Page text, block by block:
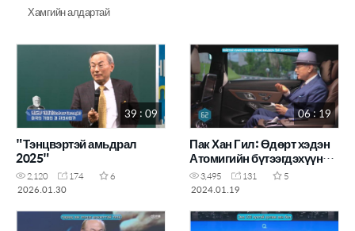
Хамгийн алдартай
39 : 09
"Тэнцвэртэй амьдрал
2025"
2,120 174
6
2026.01.30
06 : 19
Пак Хан Гил: Өдөрт хэдэн
Атомигийн бүтээгдэхүүн
тантай хамт байдаг бэ?
3,495 131
5
2024.01.19